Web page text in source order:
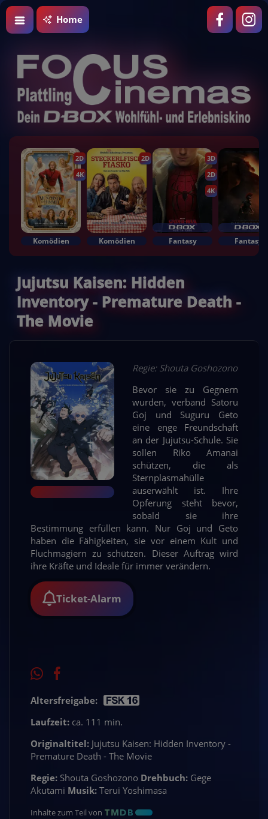
Home
2D
4K
Komödien
2D
Komödien
3D
2D
4K
Fantasy Fantasy
Jujutsu Kaisen: Hidden
Inventory - Premature Death -
The Movie
Regie: Shouta Goshozono
Bevor sie zu Gegnern
wurden, verband Satoru
Goj und Suguru Geto
eine enge Freundschaft
an der Jujutsu-Schule. Sie
sollen Riko Amanai
schützen, die als
Sternplasmahülle
auserwählt ist. Ihre
Opferung steht bevor,
sobald sie ihre
Bestimmung erfüllen kann. Nur Goj und Geto
haben die Fähigkeiten, sie vor einem Kult und
Fluchmagiern zu schützen. Dieser Auftrag wird
ihre Kräfte und Ideale für immer verändern.
Ticket-Alarm
Altersfreigabe:
Laufzeit: ca. 111 min.
Originaltitel: Jujutsu Kaisen: Hidden Inventory -
Premature Death - The Movie
Regie: Shouta Goshozono Drehbuch: Gege
Akutami Musik: Terui Yoshimasa
Inhalte zum Teil von